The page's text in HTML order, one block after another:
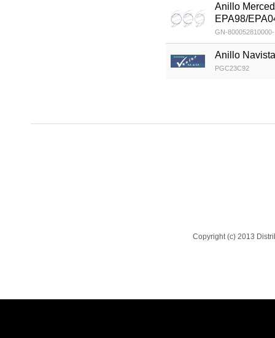
Anillo
EPA98/
GN-800052810000-
Anillo
PGC23C92
Copyright (c) 2013